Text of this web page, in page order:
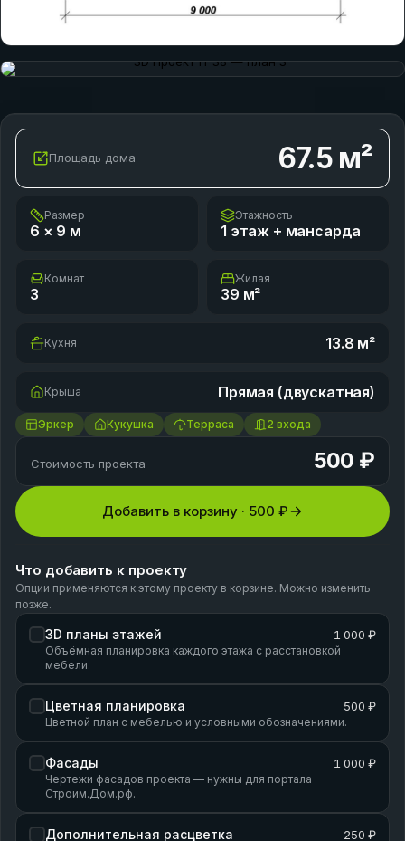
Площадь дома 67.5м²
Размер
6 × 9 м
Этажность
1 этаж + мансарда
Комнат
3
Жилая
39 м²
Кухня 13.8 м²
Крыша Прямая (двускатная)
Эркер Кукушка Терраса 2 входа
Стоимость проекта 500 ₽
Добавить в корзину · 500 ₽
Что добавить к проекту
Опции применяются к этому проекту в корзине. Можно изменить
позже.
3D планы этажей 1 000 ₽
Объёмная планировка каждого этажа с расстановкой
мебели.
Цветная планировка 500 ₽
Цветной план с мебелью и условными обозначениями.
Фасады 1 000 ₽
Чертежи фасадов проекта — нужны для портала
Строим.Дом.рф.
Дополнительная расцветка 250 ₽